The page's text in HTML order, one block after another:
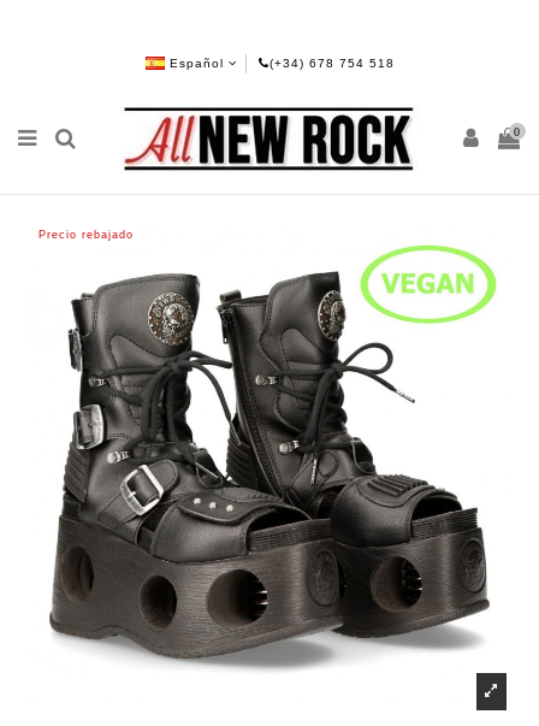
Español (+34) 678 754 518
0
Precio rebajado